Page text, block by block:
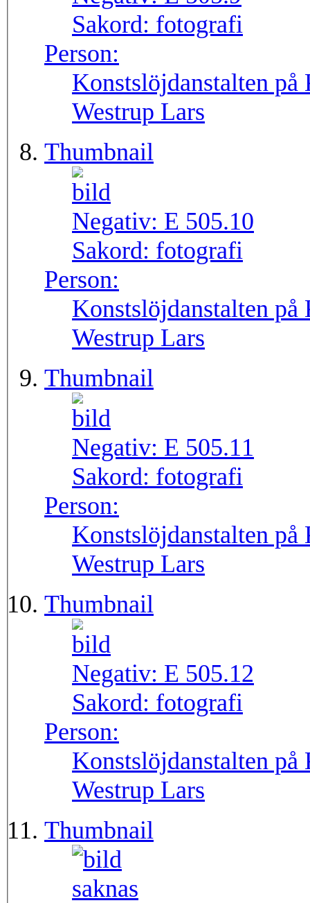
Sakord: fotografi
Person:
Konstslöjdanstalten på
Westrup Lars
Thumbnail
Negativ: E 505.10
Sakord: fotografi
Person:
Konstslöjdanstalten på
Westrup Lars
Thumbnail
Negativ: E 505.11
Sakord: fotografi
Person:
Konstslöjdanstalten på
Westrup Lars
Thumbnail
Negativ: E 505.12
Sakord: fotografi
Person:
Konstslöjdanstalten på
Westrup Lars
Thumbnail